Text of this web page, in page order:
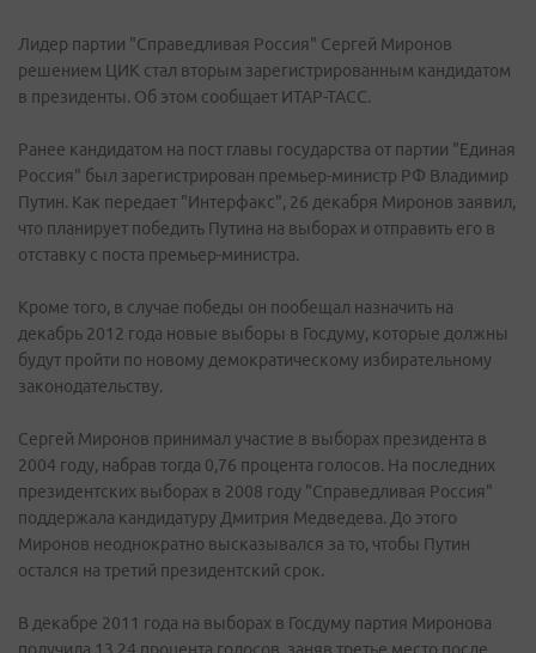
Лидер партии "Справедливая Россия" Сергей Миронов
решением ЦИК стал вторым зарегистрированным кандидатом
в президенты. Об этом сообщает ИТАР-ТАСС.
Ранее кандидатом на пост главы государства от партии "Единая
Россия" был зарегистрирован премьер-министр РФ Владимир
Путин. Как передает "Интерфакс", 26 декабря Миронов заявил,
что планирует победить Путина на выборах и отправить его в
отставку с поста премьер-министра.
Кроме того, в случае победы он пообещал назначить на
декабрь 2012 года новые выборы в Госдуму, которые должны
будут пройти по новому демократическому избирательному
законодательству.
Сергей Миронов принимал участие в выборах президента в
2004 году, набрав тогда 0,76 процента голосов. На последних
президентских выборах в 2008 году "Справедливая Россия"
поддержала кандидатуру Дмитрия Медведева. До этого
Миронов неоднократно высказывался за то, чтобы Путин
остался на третий президентский срок.
В декабре 2011 года на выборах в Госдуму партия Миронова